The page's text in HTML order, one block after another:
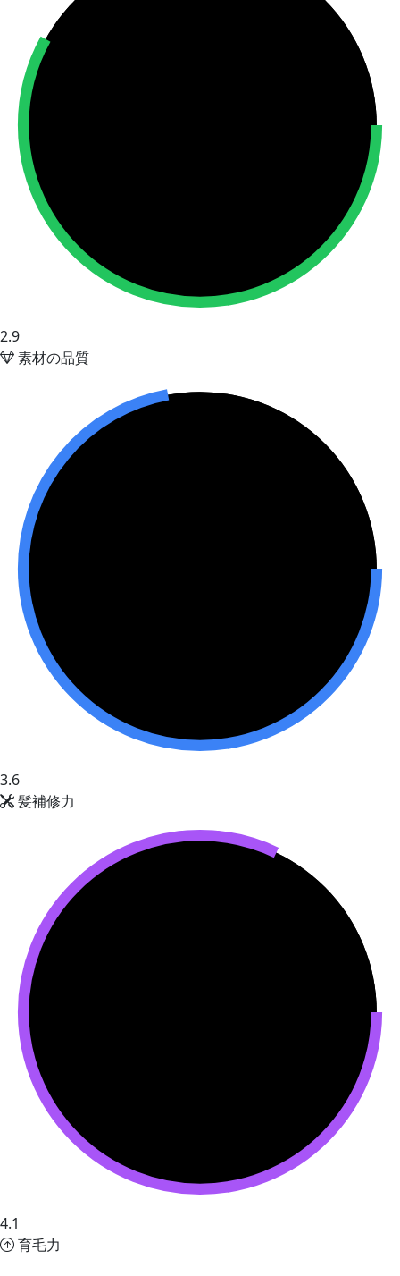
2.9
素材の品質
3.6
髪補修力
4.1
育毛力